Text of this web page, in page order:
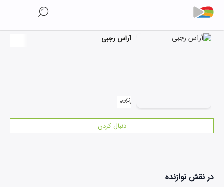
آراس رجبی
۰
دنبال کردن
در نقشنوازنده